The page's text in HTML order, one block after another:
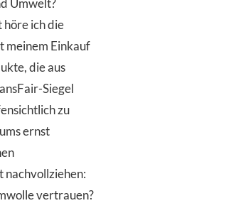
Umwelt?
ich die
meinem Einkauf
die aus
Siegel
zu
ernst
nachvollziehen:
vertrauen?